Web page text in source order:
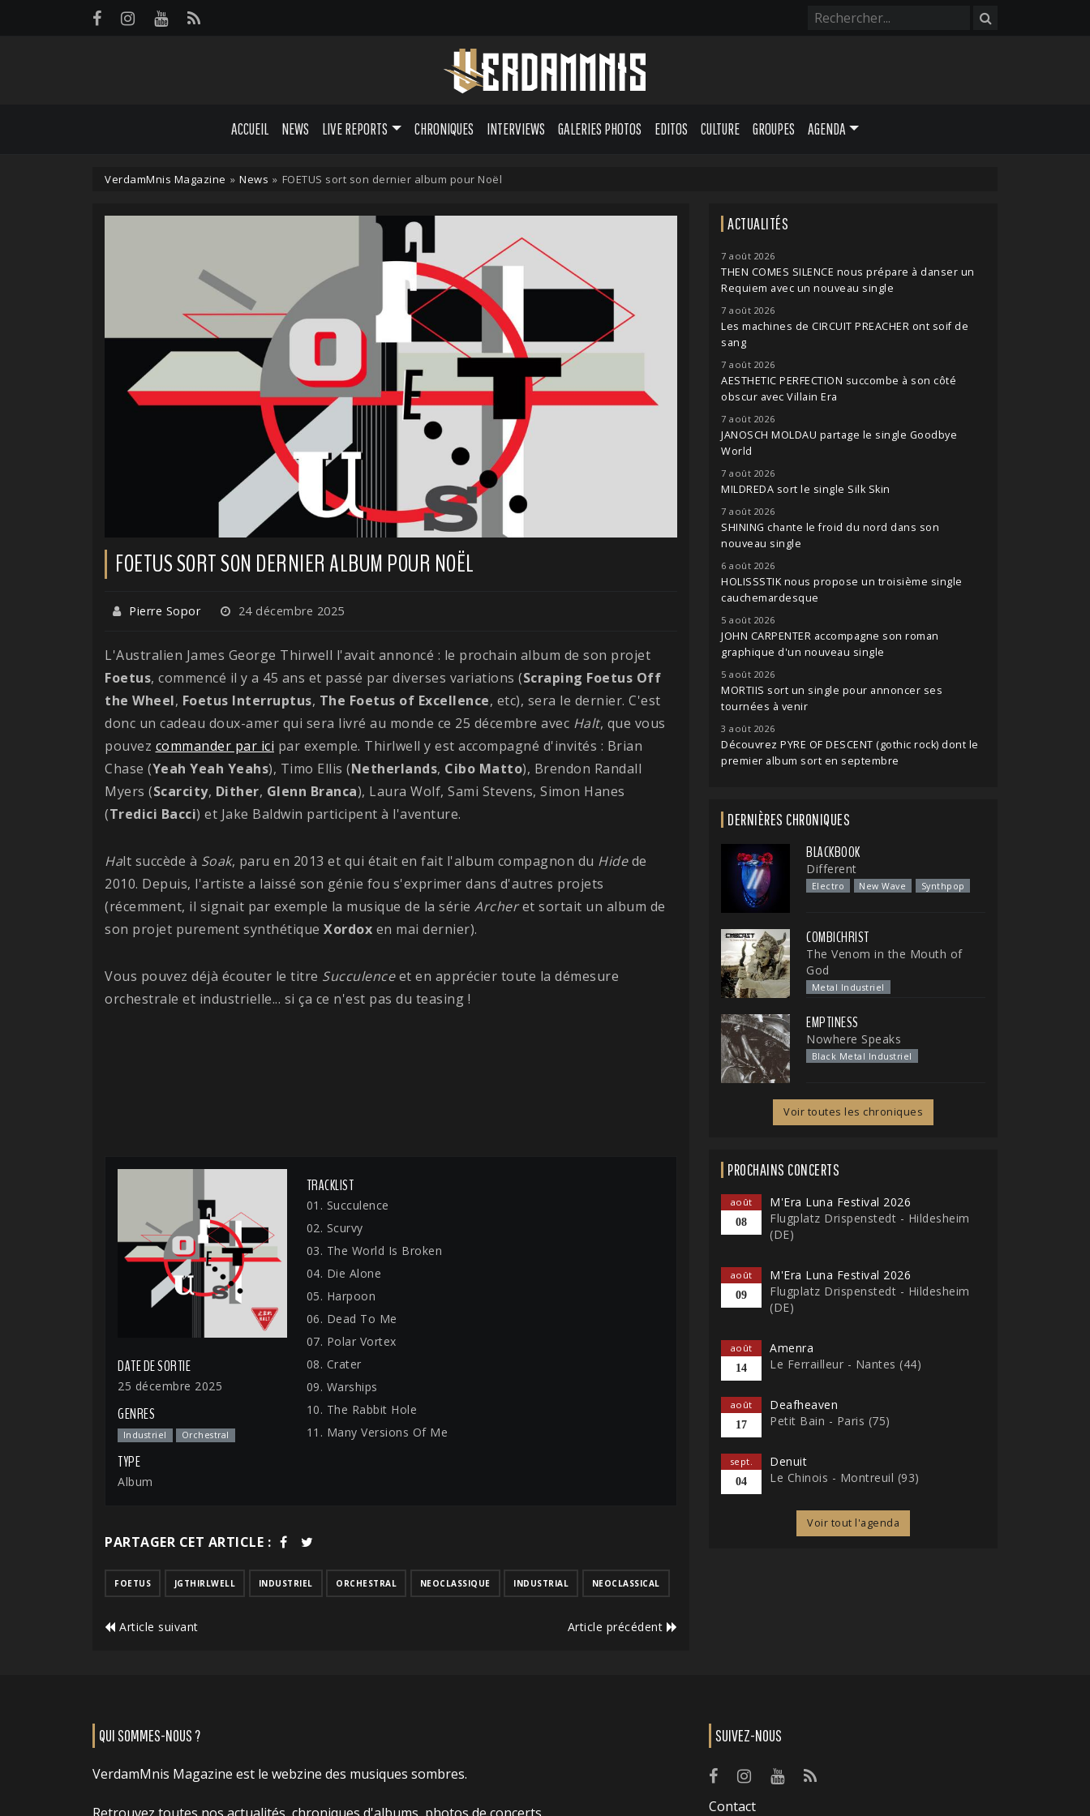
ACCUEIL NEWS LIVE REPORTS CHRONIQUES INTERVIEWS GALERIES PHOTOS EDITOS CULTURE GROUPES AGENDA
VerdamMnis Magazine » News » FOETUS sort son dernier album pour Noël
FOETUS SORT SON DERNIER ALBUM POUR NOËL
Pierre Sopor 24 décembre 2025
L'Australien James George Thirwell l'avait annoncé : le prochain album de son projet
Foetus, commencé il y a 45 ans et passé par diverses variations (Scraping Foetus Off
the Wheel, Foetus Interruptus, The Foetus of Excellence, etc), sera le dernier. C'est
donc un cadeau doux-amer qui sera livré au monde ce 25 décembre avec Halt, que vous
pouvez commander par ici par exemple. Thirlwell y est accompagné d'invités : Brian
Chase (Yeah Yeah Yeahs), Timo Ellis (Netherlands, Cibo Matto), Brendon Randall
Myers (Scarcity, Dither, Glenn Branca), Laura Wolf, Sami Stevens, Simon Hanes
(Tredici Bacci) et Jake Baldwin participent à l'aventure.
Halt succède à Soak, paru en 2013 et qui était en fait l'album compagnon du Hidede
2010. Depuis, l'artiste a laissé son génie fou s'exprimer dans d'autres projets
(récemment, il signait par exemple la musique de la série Archeret sortait un album de
son projet purement synthétique Xordox en mai dernier).
Vous pouvez déjà écouter le titre Succulenceet en apprécier toute la démesure
orchestrale et industrielle... si ça ce n'est pas du teasing !
DATE DE SORTIE
25 décembre 2025
GENRES
Industriel Orchestral
TYPE
Album
TRACKLIST
01. Succulence
02. Scurvy
03. The World Is Broken
04. Die Alone
05. Harpoon
06. Dead To Me
07. Polar Vortex
08. Crater
09. Warships
10. The Rabbit Hole
11. Many Versions Of Me
PARTAGER CET ARTICLE :
FOETUS JGTHIRLWELL INDUSTRIEL ORCHESTRAL NEOCLASSIQUE INDUSTRIAL NEOCLASSICAL
Article suivant Article précédent
ACTUALITÉS
7 août 2026
THEN COMES SILENCE nous prépare à danser un
Requiem avec un nouveau single
7 août 2026
Les machines de CIRCUIT PREACHER ont soif de
sang
7 août 2026
AESTHETIC PERFECTION succombe à son côté
obscur avec Villain Era
7 août 2026
JANOSCH MOLDAU partage le single Goodbye
World
7 août 2026
MILDREDA sort le single Silk Skin
7 août 2026
SHINING chante le froid du nord dans son
nouveau single
6 août 2026
HOLISSSTIK nous propose un troisième single
cauchemardesque
5 août 2026
JOHN CARPENTER accompagne son roman
graphique d'un nouveau single
5 août 2026
MORTIIS sort un single pour annoncer ses
tournées à venir
3 août 2026
Découvrez PYRE OF DESCENT (gothic rock) dont le
premier album sort en septembre
DERNIÈRES CHRONIQUES
BLACKBOOK
Different
Electro New Wave Synthpop
COMBICHRIST
The Venom in the Mouth of
God
Metal Industriel
EMPTINESS
Nowhere Speaks
Black Metal Industriel
Voir toutes les chroniques
PROCHAINS CONCERTS
août
08
M'Era Luna Festival 2026
Flugplatz Drispenstedt - Hildesheim
(DE)
août
09
M'Era Luna Festival 2026
Flugplatz Drispenstedt - Hildesheim
(DE)
août
14
Amenra
Le Ferrailleur - Nantes (44)
août
17
Deafheaven
Petit Bain - Paris (75)
sept.
04
Denuit
Le Chinois - Montreuil (93)
Voir tout l'agenda
QUI SOMMES-NOUS ?
VerdamMnis Magazine est le webzine des musiques sombres.
SUIVEZ-NOUS
Contact
Panneau de gestion des cookies